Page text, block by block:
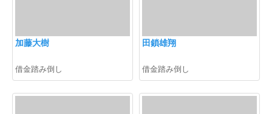
加藤大樹
借金踏み倒し
田鎖雄翔
借金踏み倒し